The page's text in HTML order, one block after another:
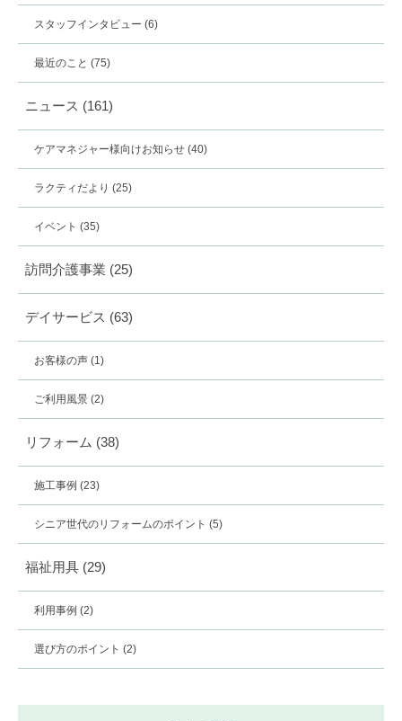
スタッフインタビュー (6)
最近のこと (75)
ニュース (161)
ケアマネジャー様向けお知らせ (40)
ラクティだより (25)
イベント (35)
訪問介護事業 (25)
デイサービス (63)
お客様の声 (1)
ご利用風景 (2)
リフォーム (38)
施工事例 (23)
シニア世代のリフォームのポイント (5)
福祉用具 (29)
利用事例 (2)
選び方のポイント (2)